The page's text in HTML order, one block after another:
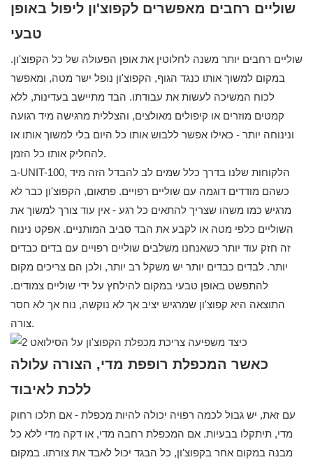
שוליים רחבים מאפשרים לקפוצ'ון ליפול באופן
טבעי
שוליים רחבים יותר משנה לחלוטין את אופן הפעולה של כל הקפוצ'ון.
במקום למשוך אותו כנגד הגוף, הקפוצ'ון נופל ישר מטה, ומאפשר
לכוח המשיכה לעשות את עבודתו. הבד מתיישב בעדינות, ללא
קמטים מוזרים או קיפולים מאולצים, והצללית מרגישה מיד רגועה
ונינוחה יותר - כאילו אפשר ללבוש אותו כל היום בלי למשוך אותו או
להחליק אותו כל הזמן.
ב-UNIT-100, הלקוחות שלנו בדרך כלל שמים לב להבדל הזה מיד
כשהם מודדים דוגמה עם שוליים רפויים. פתאום, הקפוצ'ון כבר לא
מרגיש כמו משהו שצריך להתאים כל רגע - אין עוד צורך למשוך את
השוליים כלפי מטה או לקבע את הבד סביב המותניים. אפקט נינוח
זה חזק עוד יותר כשאנחנו משלבים שוליים רפויים עם בדים כבדים
יותר. לבדים כבדים יותר יש משקל רב יותר, ולכן הם צריכים מקום
להתפשט באופן טבעי במקום להילחץ על ידי שוליים צמודים.
התוצאה היא קפוצ'ון שמרגיש יציב אך לא נוקשה, נוח אך לא חסר
צורה.
כאשר המכפלת רופפת מדי, הצורה עלולה
ללכת לאיבוד
עם זאת, יש גבול לכמה רפויה יכולה להיות מכפלת - אם תלכו רחוק
מדי, תיתקלו בבעיות. אם המכפלת רחבה מדי, או דקה מדי ללא כל
מבנה במקום אחר בקפוצ'ון, כל הבגד יכול לאבד את צורתו. במקום